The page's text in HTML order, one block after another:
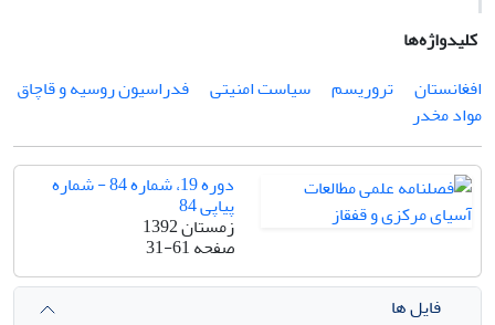
کلیدواژه‌ها
افغانستان
تروریسم سیاست امنیتی
فدراسیون روسیه و قاچاق
مواد مخدر
دوره 19، شماره 84 - شماره
پیاپی 84
زمستان 1392
صفحه31-61
فایل ها